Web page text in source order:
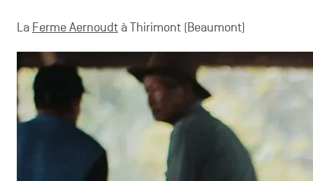
La Ferme Aernoudtà Thirimont (Beaumont)